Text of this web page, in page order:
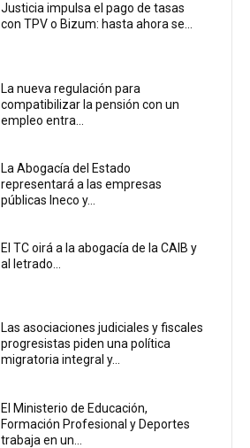
Justicia impulsa el pago de tasas
con TPV o Bizum: hasta ahora se...
La nueva regulación para
compatibilizar la pensión con un
empleo entra...
La Abogacía del Estado
representará a las empresas
públicas Ineco y...
El TC oirá a la abogacía de la CAIB y
al letrado...
Las asociaciones judiciales y fiscales
progresistas piden una política
migratoria integral y...
El Ministerio de Educación,
Formación Profesional y Deportes
trabaja en un...